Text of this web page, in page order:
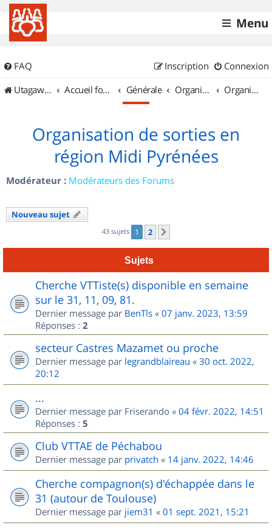
Menu
FAQ Connexion
Inscription
UtagawaVTT (Randos VTT et VTTAE avec traces GPS)
Accueil forum Générale Organisation de sorties & Recherche de partenaires Organisation de sorties en région Midi Pyrénées
Organisation de sorties en
région Midi Pyrénées
Modérateur : Modérateurs des Forums
Nouveau sujet
43 sujets 1 2
Sujets
Cherche VTTiste(s) disponible en semaine
sur le 31, 11, 09, 81.
Dernier message par BenTls « 07 janv. 2023, 13:59
Réponses : 2
secteur Castres Mazamet ou proche
Dernier message par legrandblaireau « 30 oct. 2022,
20:12
...
Dernier message par Friserando « 04 févr. 2022, 14:51
Réponses : 5
Club VTTAE de Péchabou
Dernier message par privatch « 14 janv. 2022, 14:46
Cherche compagnon(s) d'échappée dans le
31 (autour de Toulouse)
Dernier message par jiem31 « 01 sept. 2021, 15:21